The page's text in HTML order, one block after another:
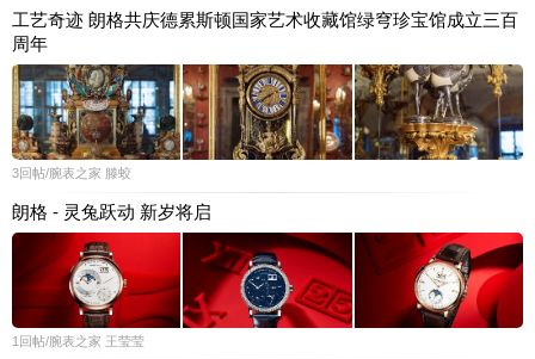
工艺奇迹 朗格共庆德累斯顿国家艺术收藏馆绿穹珍宝馆成立三百
周年
3回帖/腕表之家 滕蛟
朗格 - 灵兔跃动 新岁将启
1 回帖/腕表之家 王莹莹